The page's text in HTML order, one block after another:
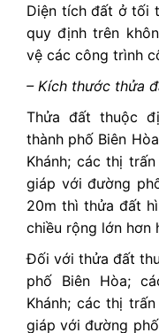
Diện tích đất ở tối
quy định trên
vệ các công trình
– Kích thước thửa
Thửa đất thuộc
thành phố Biên
Khánh; các thị
giáp với đường
20m thì thửa đất
chiều rộng lớn hơn
Đối với thửa đất
phố Biên Hòa;
Khánh; các thị
giáp với đường